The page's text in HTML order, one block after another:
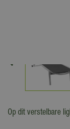
Op dit verstelbare